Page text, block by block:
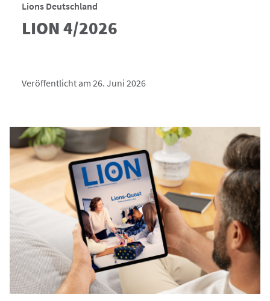
Lions Deutschland
LION 4/2026
Veröffentlicht am 26. Juni 2026